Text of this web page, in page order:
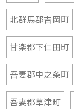
北群馬郡吉岡町
甘楽郡下仁田町
吾妻郡中之条町
吾妻郡草津町